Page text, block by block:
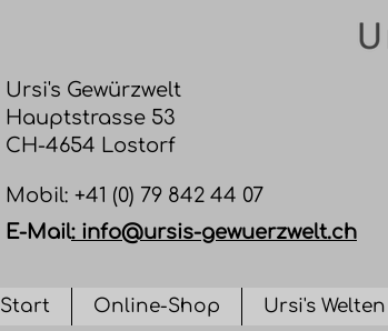
Ursi's Gewürzwelt
Hauptstrasse 53
CH-4654 Lostorf
​Mobil: +41 (0) 79 842 44 07
E-Mail: info@ursis-gewuerzwelt.ch
Start Online-Shop Ursi's Welten